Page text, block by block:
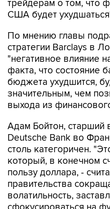
По мнению главы
"негативное влияние
факта, что состояние
бюджета ухудшится,
значительным, чем
выхода из
Адам Бойтон, старший
столь категоричен.
который, в конечном
пользу доллара, -
правительства
волатильность,
сфокусироваться на
макроэкономических